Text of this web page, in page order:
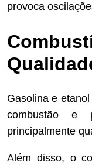
provoca
Gasolina e
combustão e
principalmente
Além disso, o